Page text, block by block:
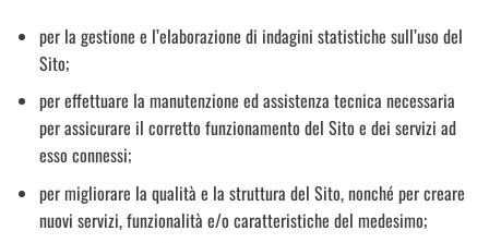
per la gestione e l’elaborazione di indagini statistiche sull’uso del
Sito;
per effettuare la manutenzione ed assistenza tecnica necessaria
per assicurare il corretto funzionamento del Sito e dei servizi ad
esso connessi;
per migliorare la qualità e la struttura del Sito, nonché per creare
nuovi servizi, funzionalità e/o caratteristiche del medesimo;